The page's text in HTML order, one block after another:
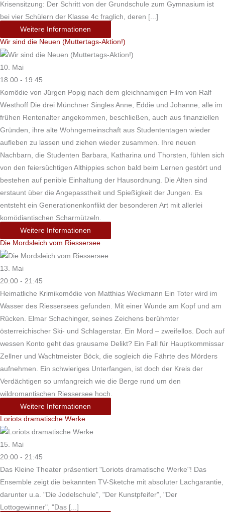
Krisensitzung: Der Schritt von der Grundschule zum Gymnasium ist
bei vier Schülern der Klasse 4c fraglich, deren [...]
Weitere Informationen
Wir sind die Neuen (Muttertags-Aktion!)
10. Mai
18:00 - 19:45
Komödie von Jürgen Popig nach dem gleichnamigen Film von Ralf
Westhoff Die drei Münchner Singles Anne, Eddie und Johanne, alle im
frühen Rentenalter angekommen, beschließen, auch aus finanziellen
Gründen, ihre alte Wohngemeinschaft aus Studententagen wieder
aufleben zu lassen und ziehen wieder zusammen. Ihre neuen
Nachbarn, die Studenten Barbara, Katharina und Thorsten, fühlen sich
von den feiersüchtigen Althippies schon bald beim Lernen gestört und
bestehen auf penible Einhaltung der Hausordnung. Die Alten sind
erstaunt über die Angepasstheit und Spießigkeit der Jungen. Es
entsteht ein Generationenkonflikt der besonderen Art mit allerlei
komödiantischen Scharmützeln.
Weitere Informationen
Die Mordsleich vom Riessersee
13. Mai
20:00 - 21:45
Heimatliche Krimikomödie von Matthias Weckmann Ein Toter wird im
Wasser des Riessersees gefunden. Mit einer Wunde am Kopf und am
Rücken. Elmar Schachinger, seines Zeichens berühmter
österreichischer Ski- und Schlagerstar. Ein Mord – zweifellos. Doch auf
wessen Konto geht das grausame Delikt? Ein Fall für Hauptkommissar
Zellner und Wachtmeister Böck, die sogleich die Fährte des Mörders
aufnehmen. Ein schwieriges Unterfangen, ist doch der Kreis der
Verdächtigen so umfangreich wie die Berge rund um den
wildromantischen Riessersee hoch.
Weitere Informationen
Loriots dramatische Werke
15. Mai
20:00 - 21:45
Das Kleine Theater präsentiert "Loriots dramatische Werke"! Das
Ensemble zeigt die bekannten TV-Sketche mit absoluter Lachgarantie,
darunter u.a. "Die Jodelschule", "Der Kunstpfeifer", "Der
Lottogewinner", "Das [...]